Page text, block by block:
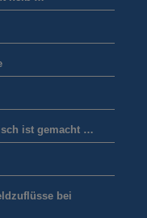
ist gemacht …
bei